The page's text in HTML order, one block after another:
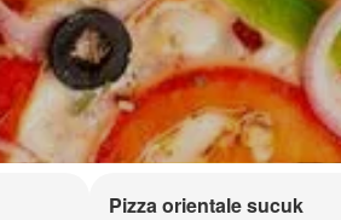
Pizza orientale sucuk